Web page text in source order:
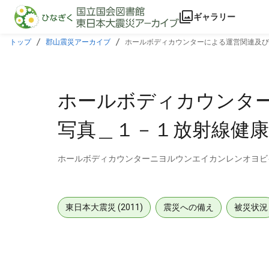
本文に飛ぶ
ギャラリー
トップ 郡山震災アーカイブ ホールボディカウンターによる運営関連及
ホールボディカウンタ
写真＿１－１放射線健
ホールボディカウンターニヨルウンエイカンレンオヨ
東日本大震災 (2011) 震災への備え 被災状況